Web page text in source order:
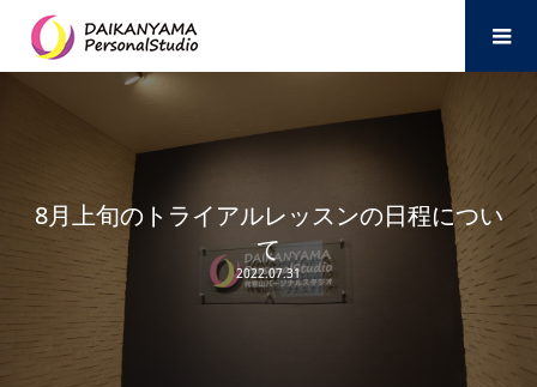
8月上旬のトライアルレッスンの日程につい
て
2022.07.31